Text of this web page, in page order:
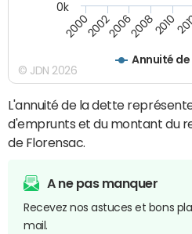
Annuité
20002002200620082010
0k
© JDN 2026
L'annuité de la dette
d'emprunts et du montant du
de Florensac.
A ne pas manquer
Recevez nos astuces et bons
mail.